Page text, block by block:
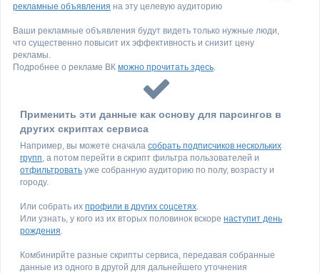
рекламные объявления на эту целевую аудиторию
Ваши рекламные объявления будут видеть только нужные люди,
что существенно повысит их эффективность и снизит цену
рекламы.
Подробнее о рекламе ВК можно прочитать здесь.
Применить эти данные как основу для парсингов в
других скриптах сервиса
Например, вы можете сначала собрать подписчиков нескольких
групп, а потом перейти в скрипт фильтра пользователей и
отфильтровать уже собранную аудиторию по полу, возрасту и
городу.
Или собрать их профили в других соцсетях.
Или узнать, у кого из их вторых половинок вскоре наступит день
рождения.
Комбинирйте разные скрипты сервиса, передавая собранные
данные из одного в другой для дальнейшего уточнения